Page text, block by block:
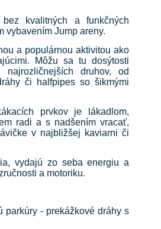
kvalitných a funkčných
vybavením Jump areny.
a populárnou aktivitou ako
Môžu sa tu dosýtosti
druhov, od
či halfpipes so šikmými
prvkov je lákadlom,
radi a s nadšením vracať,
v najbližšej kaviarni či
vydajú zo seba energiu a
a motoriku.
parkúry - prekážkové dráhy s